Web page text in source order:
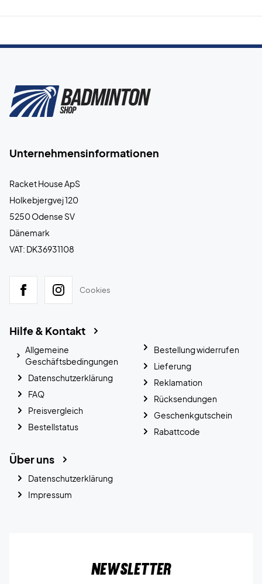
Unternehmensinformationen
Racket House ApS
Holkebjergvej 120
5250 Odense SV
Dänemark
VAT: DK36931108
Cookies
Hilfe & Kontakt
Allgemeine
Geschäftsbedingungen
Datenschutzerklärung
FAQ
Preisvergleich
Bestellstatus
Bestellung widerrufen
Lieferung
Reklamation
Rücksendungen
Geschenkgutschein
Rabattcode
Über uns
Datenschutzerklärung
Impressum
Newsletter